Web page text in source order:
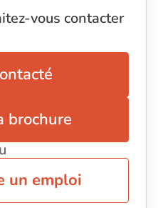
vous contacter
brochure
un emploi